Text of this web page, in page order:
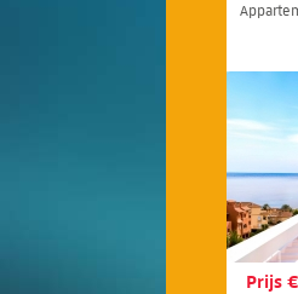
Prijs